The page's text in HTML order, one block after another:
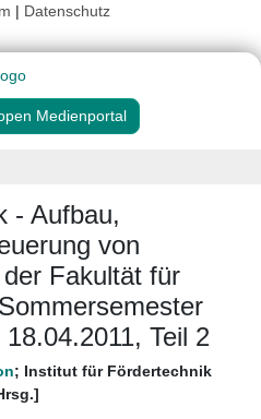
| Datenschutz
Medienportal
- Aufbau,
von
Fakultät für
Teil 2
; Institut für Fördertechnik